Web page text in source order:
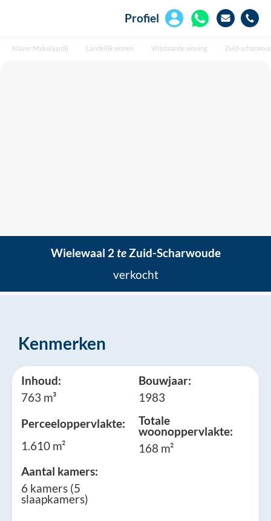
Profiel
Klaver Makelaardij Landelijk wonen Vrijstaande woning Zuid-
Wielewaal 2 te Zuid-Scharwoude
verkocht
Kenmerken
Inhoud:
763 m³
Bouwjaar:
1983
Perceeloppervlakte:
1.610 m²
Totale
woonoppervlakte:
168 m²
Aantal kamers:
6 kamers (5
slaapkamers)